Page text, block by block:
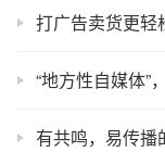
“地方性自媒体”
有共鸣，易传播